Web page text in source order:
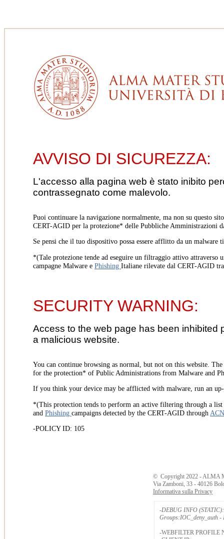
AVVISO DI SICUREZZA:
L'accesso alla pagina web è stato inibito
contrassegnato come malevolo.
Puoi continuare la navigazione normalmente, ma non su questo
CERT-AGID per la protezione* delle Pubbliche Amministrazioni
Se pensi che il tuo dispositivo possa essere afflitto da un
*(Tale protezione tende ad eseguire un filtraggio attivo
campagne Malware e Phishing Italiane rilevate dal CERT-AGID
SECURITY WARNING:
Access to the web page has been
a malicious website.
You can continue browsing as normal, but not on this website.
for the protection* of Public Administrations from Malware and
If you think your device may be afflicted with malware, run an
*(This protection tends to perform an active filtering through a
and Phishing campaigns detected by the CERT-AGID through
-POLICY ID: 105
© Copyright 2022 - ALMA
Via Zamboni, 33 - 40126
Informativa sulla Privacy
-DEBUG INFO (STATIC):
Groups:IOC_deny_auth -
-WEBFILTER PROFILE